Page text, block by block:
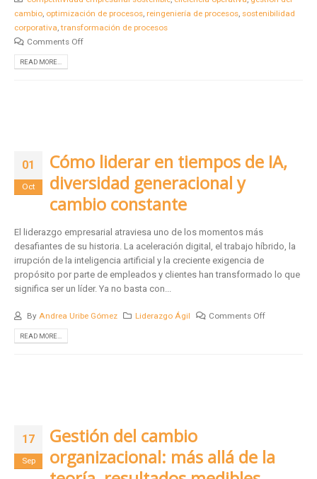
cambio, optimización de procesos, reingeniería de procesos, sostenibilidad
corporativa,transformación de procesos
Comments Off
READ MORE...
01
Oct
Cómo liderar en tiempos de IA,
diversidad generacional y
cambio constante
El liderazgo empresarial atraviesa uno de los momentos más
desafiantes de su historia. La aceleración digital, el trabajo híbrido, la
irrupción de la inteligencia artificial y la creciente exigencia de
propósito por parte de empleados y clientes han transformado lo que
significa ser un líder. Ya no basta con...
By Andrea Uribe Gómez Liderazgo Ágil Comments Off
READ MORE...
17
Sep
Gestión del cambio
organizacional: más allá de la